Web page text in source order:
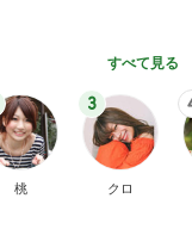
すべて見る
桃
3
クロ